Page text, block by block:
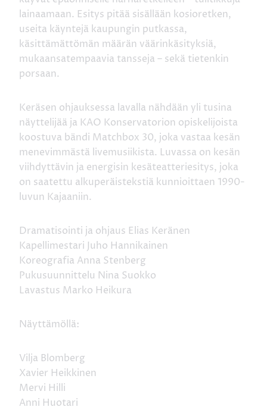
lainaamaan. Esitys pitää sisällään kosioretken,
useita käyntejä kaupungin putkassa,
käsittämättömän määrän väärinkäsityksiä,
mukaansatempaavia tansseja – sekä tietenkin
porsaan.
Keräsen ohjauksessa lavalla nähdään yli tusina
näyttelijää ja KAO Konservatorion opiskelijoista
koostuva bändi Matchbox 30, joka vastaa kesän
menevimmästä livemusiikista. Luvassa on kesän
viihdyttävin ja energisin kesäteatteriesitys, joka
on saatettu alkuperäistekstiä kunnioittaen 1990-
luvun Kajaaniin.
Dramatisointi ja ohjaus Elias Keränen
Kapellimestari Juho Hannikainen
Koreografia Anna Stenberg
Pukusuunnittelu Nina Suokko
Lavastus Marko Heikura
Näyttämöllä:
Vilja Blomberg
Xavier Heikkinen
Mervi Hilli
Anni Huotari